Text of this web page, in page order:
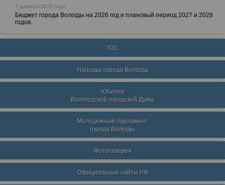
7 декабря 2025 года
Бюджет города Вологды на 2026 год и плановый период 2027 и 2028
годов.
ТОС
Награды города Вологды
Юбилеи
Вологодской городской Думы
Молодежный парламент
города Вологды
Фотогалерея
Официальные сайты РФ